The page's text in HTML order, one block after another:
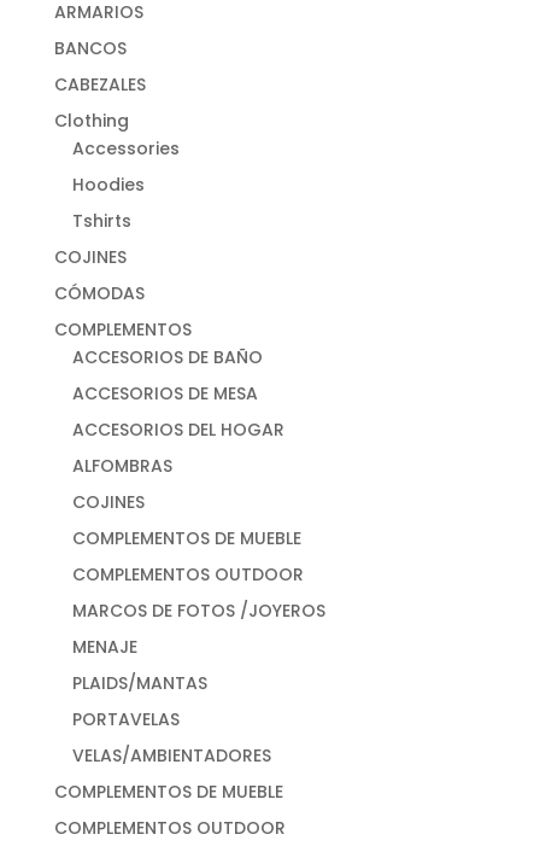
ARMARIOS
BANCOS
CABEZALES
Clothing
Accessories
Hoodies
Tshirts
COJINES
CÓMODAS
COMPLEMENTOS
ACCESORIOS DE BAÑO
ACCESORIOS DE MESA
ACCESORIOS DEL HOGAR
ALFOMBRAS
COJINES
COMPLEMENTOS DE MUEBLE
COMPLEMENTOS OUTDOOR
MARCOS DE FOTOS /JOYEROS
MENAJE
PLAIDS/MANTAS
PORTAVELAS
VELAS/AMBIENTADORES
COMPLEMENTOS DE MUEBLE
COMPLEMENTOS OUTDOOR